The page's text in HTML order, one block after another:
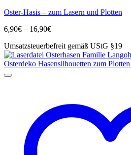
weist
Varianten
Die
Optionen
können
auf
Oster-Hasis – zum Lasern und Plotten
6,90€ – 16,90€Preisspanne:
bis
16,90€
Umsatzsteuerbefreit gemäß UStG §19